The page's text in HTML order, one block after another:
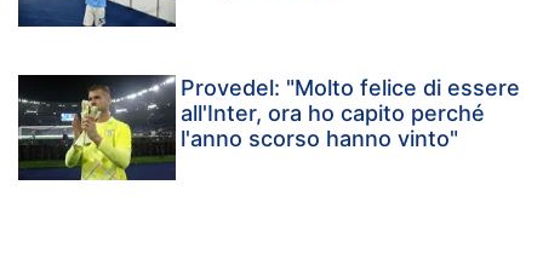
Provedel: "Molto felice di essere
all'Inter, ora ho capito perché
l'anno scorso hanno vinto"